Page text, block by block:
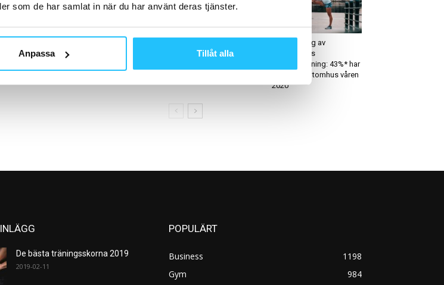
som de har samlat in när du har använt deras tjänster.
Anpassa Tillåt alla
Gym
lanserar tävling riktad mot
Träning
Kartläggning av
svenskarnas
utomhusträning: 43%* har
tränat mer utomhus våren
2020
De bästa träningsskorna 2019
2019-02-11
POPULÄRT
Business
1198
Gym
984